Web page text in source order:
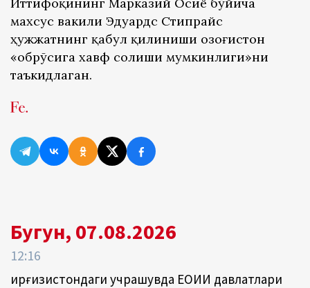
махсус вакили Эдуардс Стипрайс
ҳужжатнинг қабул қилиниши Қозоғистон
«обрўсига хавф солиши мумкинлиги»ни
таъкидлаган.
Бугун, 07.08.2026
12:16
Қирғизистондаги учрашувда ЕОИИ давлатлари